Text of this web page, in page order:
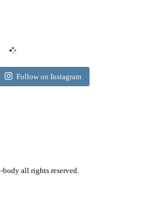
Follow on Instagram
all rights reserved.